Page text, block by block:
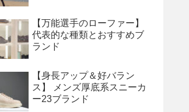
【万能選手のローファー】
代表的な種類とおすすめブ
ランド
【身長アップ＆好バラン
ス】 メンズ厚底系スニーカ
ー23ブランド